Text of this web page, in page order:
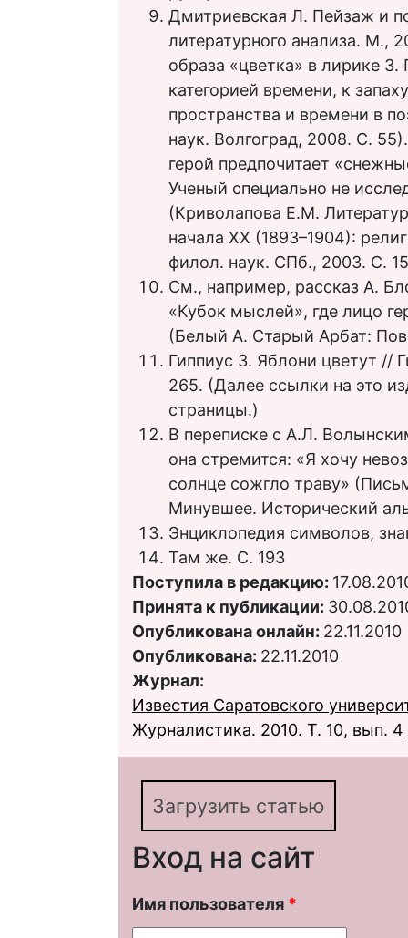
Дмитриевская Л. Пейзаж и
литературного анализа. М.,
образа «цветка» в лирике З.
категорией времени, к
пространства и времени в
наук. Волгоград, 2008. С.
герой предпочитает
Ученый специально не
(Криволапова Е.М.
начала ХХ (1893–1904):
филол. наук. СПб., 2003. С.
См., например, рассказ А.
«Кубок мыслей», где лицо
(Белый А. Старый Арбат:
Гиппиус З. Яблони цветут //
265. (Далее ссылки на это
страницы.)
В переписке с А.Л.
она стремится: «Я хочу
солнце сожгло траву»
Минувшее. Исторический
Энциклопедия символов,
Там же. С. 193
Поступила в редакцию:
Принята к публикации:
Опубликована онлайн: 22.11.2010
Опубликована: 22.11.2010
Журнал:
Известия Саратовского
Журналистика. 2010. Т. 10, вып. 4
Загрузить статью
Вход на сайт
Имя пользователя *